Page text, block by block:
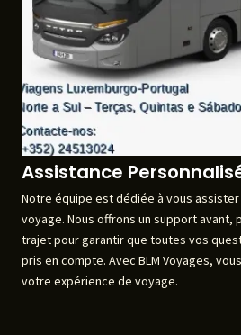
Assistance
Notre équipe est dédiée à vous
voyage. Nous offrons un support avant,
trajet pour garantir que toutes vos
pris en compte. Avec BLM Voyages,
votre expérience de voyage.